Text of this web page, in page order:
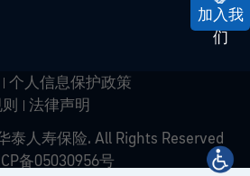
加入我
们
个人信息保护政策
法律声明
泰人寿保险. All Rights Reserved
备05030956号